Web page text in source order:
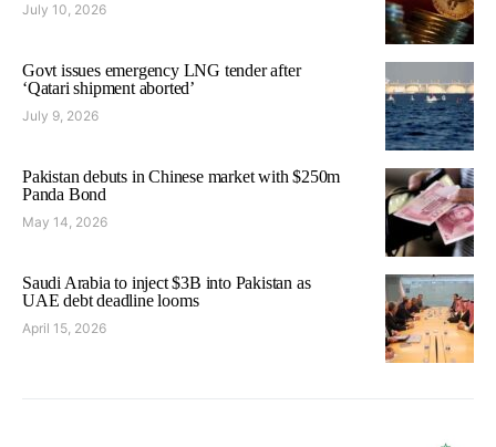
July 10, 2026
Govt issues emergency LNG tender after
‘Qatari shipment aborted’
July 9, 2026
Pakistan debuts in Chinese market with $250m
Panda Bond
May 14, 2026
Saudi Arabia to inject $3B into Pakistan as
UAE debt deadline looms
April 15, 2026